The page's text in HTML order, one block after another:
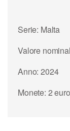
Serie: Malta
Valore
Anno: 2024
Monete: 2